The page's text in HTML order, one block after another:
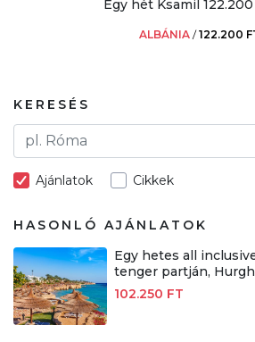
Egy hét Ksamil
ALBÁNIA /122.200
KERESÉS
Ajánlatok Cikkek
HASONLÓ AJÁNLATOK
Egy hetes all
tenger partján,
102.250 FT